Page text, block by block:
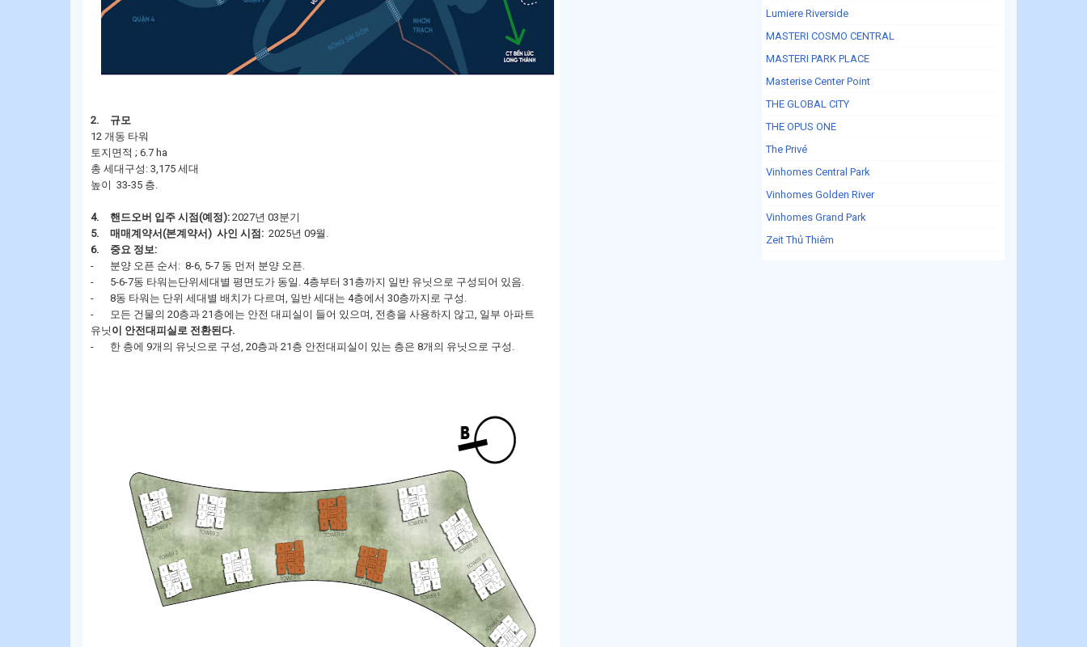
2.
규모
12 개동 타워
토지면적 ; 6.7 ha
총 세대구성: 3,175 세대
높이 33-35 층.
4. 핸드오버 입주 시점(예정): 2027년 03분기
5.
매매계약서(본계약서) 사인 시점: 2025년 09월.
6.
중요 정보:
-
분양 오픈 순서: 8-6, 5-7 동 먼저 분양 오픈.
-
5-6-7동 타워는단위세대별 평면도가 동일. 4층부터 31층까지 일반 유닛으로 구성되어 있음.
-
8동 타워는 단위 세대별 배치가 다르며, 일반 세대는 4층에서 30층까지로 구성.
-
모든 건물의 20층과 21층에는 안전 대피실이 들어 있으며, 전층을 사용하지 않고, 일부 아파트
유닛 이 안전대피실로 전환된다.
-
한 층에 9개의 유닛으로 구성, 20층과 21층 안전대피실이 있는 층은 8개의 유닛으로 구성.
Lumiere Riverside
MASTERI COSMO CENTRAL
MASTERI PARK PLACE
Masterise Center Point
THE GLOBAL CITY
THE OPUS ONE
The Privé
Vinhomes Central Park
Vinhomes Golden River
Vinhomes Grand Park
Zeit Thủ Thiêm